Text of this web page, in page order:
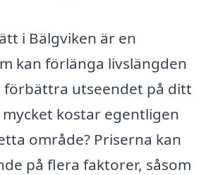
i Bälgviken är en
kan förlänga livslängden
förbättra utseendet på ditt
kostar egentligen
område? Priserna kan
på flera faktorer, såsom